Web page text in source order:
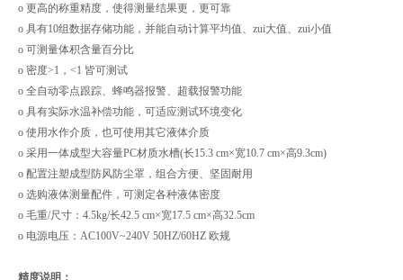
o 更高的称重精度，使得测量结果更，更可靠
o 具有10组数据存储功能，并能自动计算平均值、zui大值、zui小值
o 可测量体积含量百分比
o 密度>1，<1 皆可测试
o 全自动零点跟踪、蜂鸣器报警、超载报警功能
o 具有实际水温补偿功能，可适应测试环境变化
o 使用水作介质，也可使用其它液体介质
o 采用一体成型大容量PC材质水槽(长15.3 cm×宽10.7 cm×高9.3cm)
o 配置注塑成型防风防尘罩，组合方便、坚固耐用
o 选购液体测量配件，可测定各种液体密度
o 毛重/尺寸：4.5kg/长42.5 cm×宽17.5 cm×高32.5cm
o 电源电压：AC100V~240V 50HZ/60HZ 欧规
精度说明：